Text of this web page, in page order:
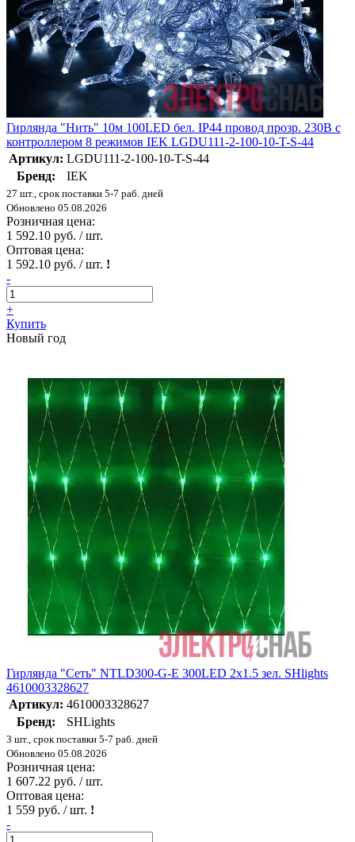
Гирлянда "Нить" 10м 100LED бел. IP44 провод прозр. 230В с
контроллером 8 режимов IEK LGDU111-2-100-10-T-S-44
Артикул: LGDU111-2-100-10-T-S-44
Бренд:
IEK
27 шт., срок поставки 5-7 раб. дней
Обновлено 05.08.2026
Розничная цена:
1 592.10 руб. / шт.
Оптовая цена:
1 592.10 руб. / шт. !
-
+
Купить
Новый год
Гирлянда "Сеть" NTLD300-G-E 300LED 2х1.5 зел. SHlights
4610003328627
Артикул: 4610003328627
Бренд:
SHLights
3 шт., срок поставки 5-7 раб. дней
Обновлено 05.08.2026
Розничная цена:
1 607.22 руб. / шт.
Оптовая цена:
1 559 руб. / шт. !
-